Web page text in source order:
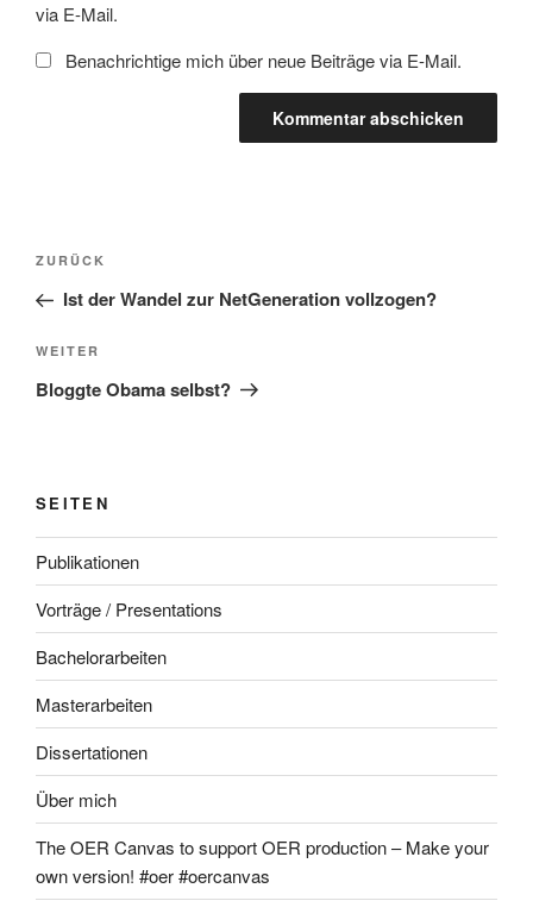
via E-Mail.
Benachrichtige mich über neue Beiträge via E-Mail.
Beitragsnavigation
Vorheriger
Beitrag
ZURÜCK
Ist der Wandel zur NetGeneration vollzogen?
Nächster
Beitrag
WEITER
Bloggte Obama selbst?
SEITEN
Publikationen
Vorträge / Presentations
Bachelorarbeiten
Masterarbeiten
Dissertationen
Über mich
The OER Canvas to support OER production – Make your
own version! #oer #oercanvas